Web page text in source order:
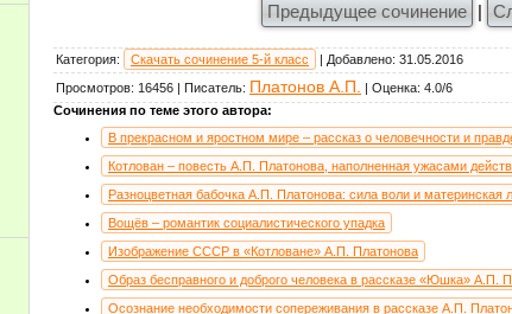
Предыдущее сочинение
|
Категория: Скачать сочинение 5-й класс Добавлено: 31.05.2016
Просмотров: 16456 Писатель: Платонов А.П. Оценка: 4.0/6
Сочинения по теме этого автора:
В прекрасном и яростном мире – рассказ о человечности и
Котлован – повесть А.П. Платонова, наполненная ужасами
Разноцветная бабочка А.П. Платонова: сила воли и материнская
Вощёв – романтик социалистического упадка
Изображение СССР в «Котловане» А.П. Платонова
Образ бесправного и доброго человека в рассказе «Юшка» А.П.
Осознание необходимости сопереживания в рассказе А.П.